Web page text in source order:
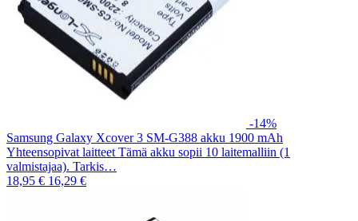
-14%
Samsung Galaxy Xcover 3 SM-G388 akku 1900 mAh
Yhteensopivat laitteet Tämä akku sopii 10 laitemalliin (1
valmistajaa). Tarkis…
18,95 € 16,29 €